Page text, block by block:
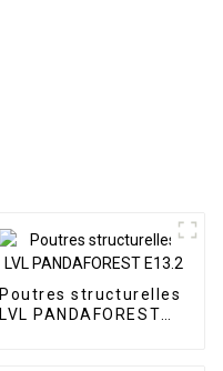
Poutres structurelles
LVL PANDAFOREST